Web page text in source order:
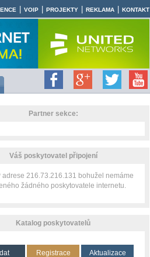
VOIP PROJEKTY REKLAMA KONTAKT
Partner sekce:
Váš poskytovatel připojení
adrese 216.73.216.131 bohužel nemáme
žádného poskytovatele internetu.
Katalog poskytovatelů
Registrace
Aktualizace